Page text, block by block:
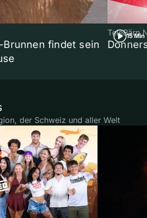
findet sein
15 Min
TeleBärn
der Schweiz und aller Welt